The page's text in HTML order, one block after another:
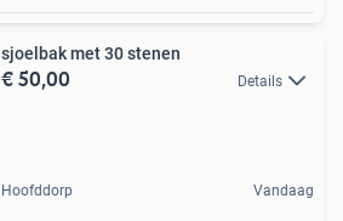
sjoelbak met 30 stenen
€ 50,00 Details
Hoofddorp Vandaag